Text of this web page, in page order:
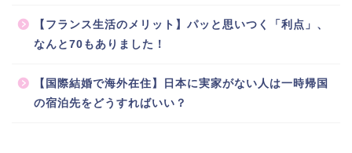
【フランス生活のメリット】パッと思いつく「利点」、
なんと70もありました！
【国際結婚で海外在住】日本に実家がない人は一時帰国
の宿泊先をどうすればいい？